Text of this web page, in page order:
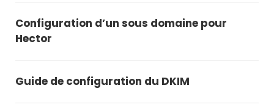
Configuration d’un sous domaine pour
Hector
Guide de configuration du DKIM